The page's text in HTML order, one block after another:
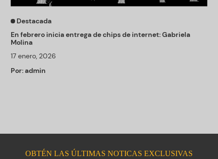
Destacada
En febrero inicia entrega de chips de internet: Gabriela
Molina
17 enero, 2026
Por:admin
OBTÉN LAS ÚLTIMAS NOTICAS EXCLUSIVAS